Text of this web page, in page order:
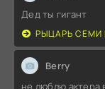
Дед ты гигант
РЫЦАРЬ СЕМИ
Berry
не люблю актера